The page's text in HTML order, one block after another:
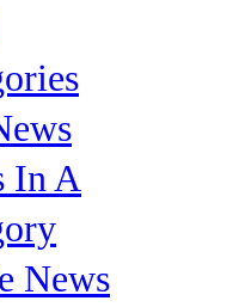
In A
News